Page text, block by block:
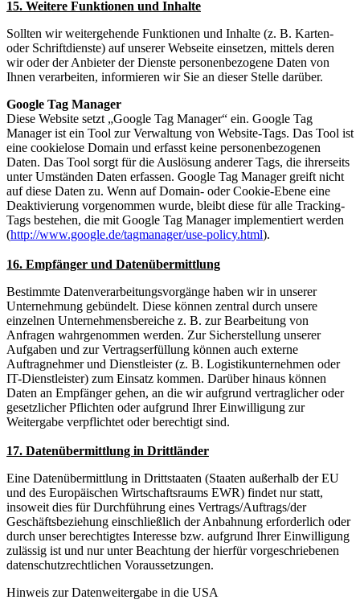
15. Weitere Funktionen und Inhalte
Sollten wir weitergehende Funktionen und Inhalte (z. B. Karten-
oder Schriftdienste) auf unserer Webseite einsetzen, mittels deren
wir oder der Anbieter der Dienste personenbezogene Daten von
Ihnen verarbeiten, informieren wir Sie an dieser Stelle darüber.
Google Tag Manager
Diese Website setzt „Google Tag Manager“ ein. Google Tag
Manager ist ein Tool zur Verwaltung von Website-Tags. Das Tool ist
eine cookielose Domain und erfasst keine personenbezogenen
Daten. Das Tool sorgt für die Auslösung anderer Tags, die ihrerseits
unter Umständen Daten erfassen. Google Tag Manager greift nicht
auf diese Daten zu. Wenn auf Domain- oder Cookie-Ebene eine
Deaktivierung vorgenommen wurde, bleibt diese für alle Tracking-
Tags bestehen, die mit Google Tag Manager implementiert werden
(http://www.google.de/tagmanager/use-policy.html).
16. Empfänger und Datenübermittlung
Bestimmte Datenverarbeitungsvorgänge haben wir in unserer
Unternehmung gebündelt. Diese können zentral durch unsere
einzelnen Unternehmensbereiche z. B. zur Bearbeitung von
Anfragen wahrgenommen werden. Zur Sicherstellung unserer
Aufgaben und zur Vertragserfüllung können auch externe
Auftragnehmer und Dienstleister (z. B. Logistikunternehmen oder
IT-Dienstleister) zum Einsatz kommen. Darüber hinaus können
Daten an Empfänger gehen, an die wir aufgrund vertraglicher oder
gesetzlicher Pflichten oder aufgrund Ihrer Einwilligung zur
Weitergabe verpflichtet oder berechtigt sind.
17. Datenübermittlung in Drittländer
Eine Datenübermittlung in Drittstaaten (Staaten außerhalb der EU
und des Europäischen Wirtschaftsraums EWR) findet nur statt,
insoweit dies für Durchführung eines Vertrags/Auftrags/der
Geschäftsbeziehung einschließlich der Anbahnung erforderlich oder
durch unser berechtigtes Interesse bzw. aufgrund Ihrer Einwilligung
zulässig ist und nur unter Beachtung der hierfür vorgeschriebenen
datenschutzrechtlichen Voraussetzungen.
Hinweis zur Datenweitergabe in die USA